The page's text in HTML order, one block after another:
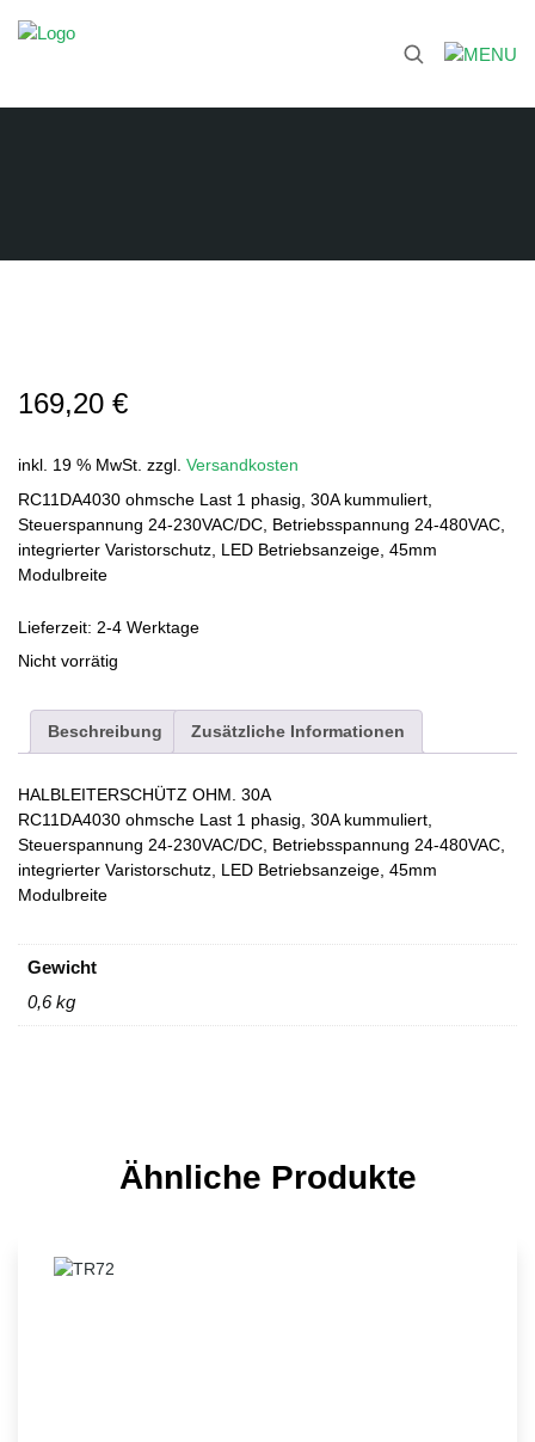
169,20 €
inkl. 19 % MwSt. zzgl. Versandkosten
RC11DA4030 ohmsche Last 1 phasig, 30A kummuliert,
Steuerspannung 24-230VAC/DC, Betriebsspannung 24-480VAC,
integrierter Varistorschutz, LED Betriebsanzeige, 45mm
Modulbreite
Lieferzeit: 2-4 Werktage
Nicht vorrätig
Beschreibung Zusätzliche Informationen
HALBLEITERSCHÜTZ OHM. 30A
RC11DA4030 ohmsche Last 1 phasig, 30A kummuliert,
Steuerspannung 24-230VAC/DC, Betriebsspannung 24-480VAC,
integrierter Varistorschutz, LED Betriebsanzeige, 45mm
Modulbreite
Gewicht
0,6 kg
Ähnliche Produkte